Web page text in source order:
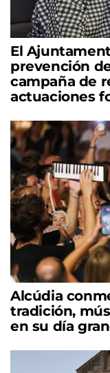
El
prevención
campaña de
actuaciones
Alcúdia
tradición,
en su día